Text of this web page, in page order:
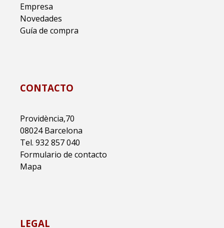
Empresa
Novedades
Guía de compra
CONTACTO
Providència,70
08024 Barcelona
Tel. 932 857 040
Formulario de contacto
Mapa
LEGAL